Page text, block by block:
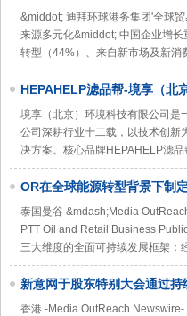
&middot; 迪拜环球港务集团'全球
来源多元化&middot; 中国企业增
转型（44%）、来自新市场及新
HEPAHELP滤品帮-境享（北
境享（北京）环境科技有限公司是
公司深耕行业十二载，以技术创新
决方案。核心品牌HEPAHELP滤
OR在全球能源转型背景下制
业绩效的包容性增长
泰国曼谷 &mdash;Media
PTT Oil and Retail Business
三大维度的全面可持续发展框架：
新意网于股东特别大会通过
展及策略
香港 -Media OutReach